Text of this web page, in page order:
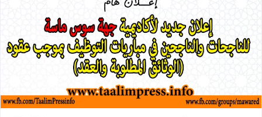
إعلان جديد لأكاديمية جهة سوس